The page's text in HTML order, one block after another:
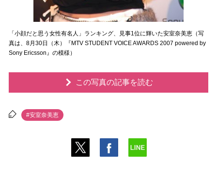
「小顔だと思う女性有名人」ランキング、見事1位に輝いた安室奈美恵（写
真は、8月30日（木）『MTV STUDENT VOICE AWARDS 2007 powered by
Sony Ericsson』の模様）
この写真の記事を読む
#安室奈美恵